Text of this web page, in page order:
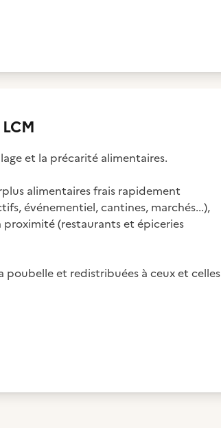
et la précarité alimentaires.
alimentaires frais rapidement
événementiel, cantines, marchés...),
(restaurants et épiceries
poubelle et redistribuées à ceux et celles